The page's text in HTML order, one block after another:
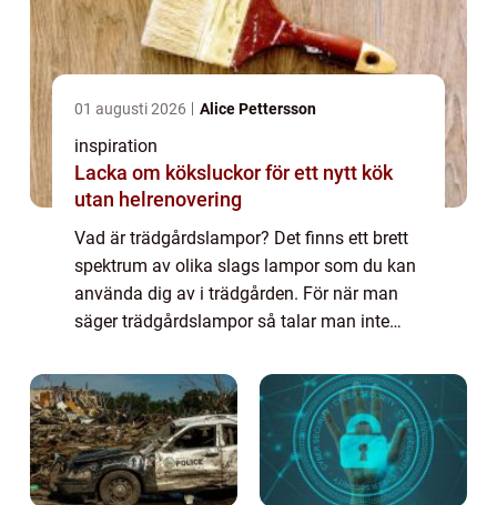
01 augusti 2026 Alice Pettersson
inspiration
Lacka om köksluckor för ett nytt kök
utan helrenovering
Vad är trädgårdslampor? Det finns ett brett
spektrum av olika slags lampor som du kan
använda dig av i trädgården. För när man
säger trädgårdslampor så talar man inte